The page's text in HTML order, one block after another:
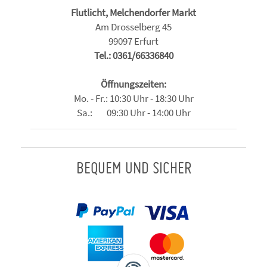
Flutlicht, Melchendorfer Markt
Am Drosselberg 45
99097 Erfurt
Tel.: 0361/66336840
Öffnungszeiten:
Mo. - Fr.: 10:30 Uhr - 18:30 Uhr
Sa.: 09:30 Uhr - 14:00 Uhr
BEQUEM UND SICHER